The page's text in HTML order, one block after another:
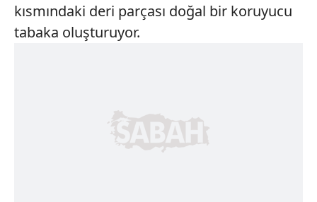
6698 sayılı Kişisel Verilerin Korunması Kanunu uyarınca
hazırlanmış Aydınlatma Metnimizi okumak ve sitemizde
ilgili mevzuata uygun olarak kullanılan çerezlerle ilgili bilgi
kısmındaki deri parçası doğal bir koruyucu
tabaka oluşturuyor.